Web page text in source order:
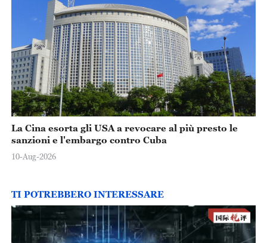
La Cina esorta gli USA a revocare al più presto le
sanzioni e l'embargo contro Cuba
10-Aug-2026
TI POTREBBERO INTERESSARE